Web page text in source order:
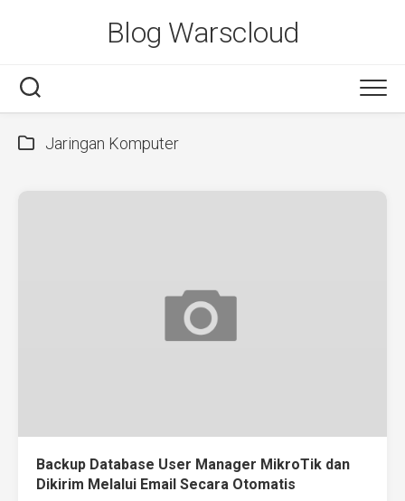
Blog Warscloud
Jaringan Komputer
Backup Database User Manager MikroTik dan
Dikirim Melalui Email Secara Otomatis